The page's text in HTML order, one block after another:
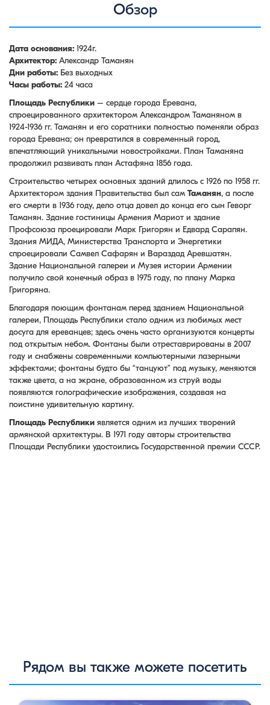
Обзор
Дата основания: 1924г.
Архитектор: Александр Таманян
Дни работы: Без выходных
Часы работы: 24 часа
Площадь Республики – сердце города Еревана,
спроецированного архитектором Александром Таманяном в
1924-1936 гг. Таманян и его соратники полностью поменяли образ
города Еревана; он превратился в современный город,
впечатляющий уникальными новостройками. План Таманяна
продолжил развивать план Астафяна 1856 года.
Строительство четырех основных зданий длилось с 1926 по 1958 гг.
Архитектором здания Правительства был сам Таманян, а после
его смерти в 1936 году, дело отца довел до конца его сын Геворг
Таманян. Здание гостиницы Армения Мариот и здание
Профсоюза проецировали Марк Григорян и Едвард Сарапян.
Здания МИДА, Министерства Транспорта и Энергетики
спроецировали Самвел Сафарян и Вараздад Аревшатян.
Здание Национальной галереи и Музея истории Армении
получило свой конечный образ в 1975 году, по плану Марка
Григоряна.
Благодаря поющим фонтанам перед зданием Национальной
галереи, Площадь Республики стало одним из любимых мест
досуга для ереванцев; здесь очень часто организуются концерты
под открытым небом. Фонтаны были отреставрированы в 2007
году и снабжены современными компьютерными лазерными
эффектами; фонтаны будто бы “танцуют” под музыку, меняются
также цвета, а на экране, образованном из струй воды
появляются голографические изображения, создавая на
поистине удивительную картину.
Площадь Республики является одним из лучших творений
армянской архитектуры. В 1971 году авторы строительства
Площади Республики удостоились Государственной премии СССР.
Рядом вы также можете посетить